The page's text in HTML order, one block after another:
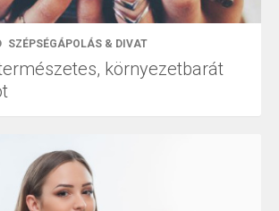
SZÉPSÉGÁPOLÁS & DIVAT
környezetbarát